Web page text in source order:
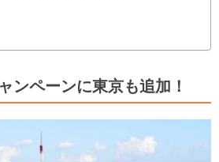
ンペーンに東京も追加！